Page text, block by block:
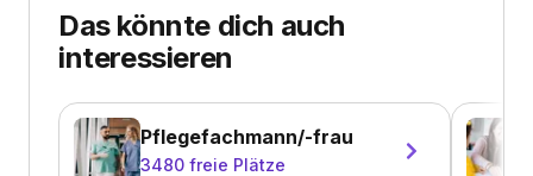
Das könnte dich auch
interessieren
Pflegefachmann/-frau
3480 freie Plätze